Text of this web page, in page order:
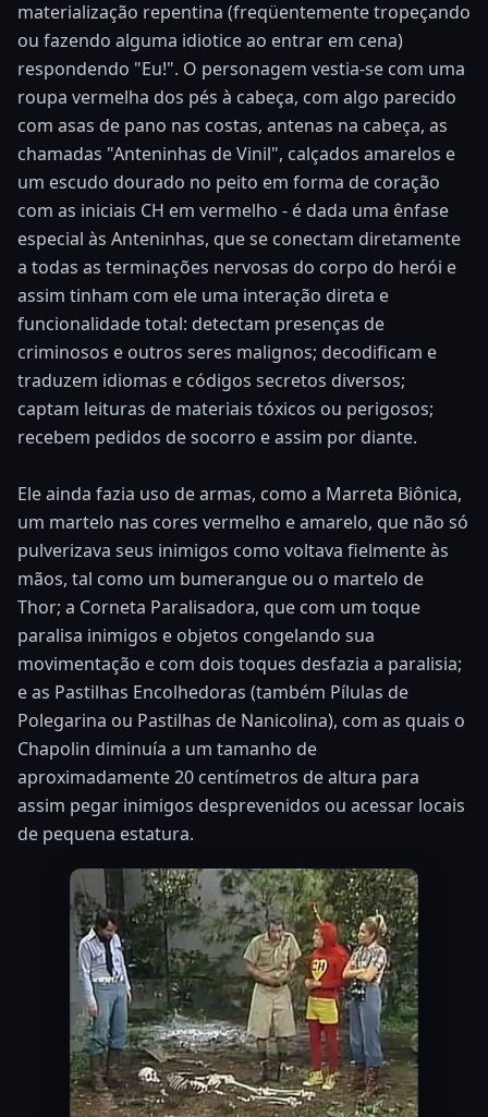
materialização repentina (freqüentemente tropeçando
ou fazendo alguma idiotice ao entrar em cena)
respondendo "Eu!". O personagem vestia-se com uma
roupa vermelha dos pés à cabeça, com algo parecido
com asas de pano nas costas, antenas na cabeça, as
chamadas "Anteninhas de Vinil", calçados amarelos e
um escudo dourado no peito em forma de coração
com as iniciais CH em vermelho - é dada uma ênfase
especial às Anteninhas, que se conectam diretamente
a todas as terminações nervosas do corpo do herói e
assim tinham com ele uma interação direta e
funcionalidade total: detectam presenças de
criminosos e outros seres malignos; decodificam e
traduzem idiomas e códigos secretos diversos;
captam leituras de materiais tóxicos ou perigosos;
recebem pedidos de socorro e assim por diante.
Ele ainda fazia uso de armas, como a Marreta Biônica,
um martelo nas cores vermelho e amarelo, que não só
pulverizava seus inimigos como voltava fielmente às
mãos, tal como um bumerangue ou o martelo de
Thor; a Corneta Paralisadora, que com um toque
paralisa inimigos e objetos congelando sua
movimentação e com dois toques desfazia a paralisia;
e as Pastilhas Encolhedoras (também Pílulas de
Polegarina ou Pastilhas de Nanicolina), com as quais o
Chapolin diminuía a um tamanho de
aproximadamente 20 centímetros de altura para
assim pegar inimigos desprevenidos ou acessar locais
de pequena estatura.